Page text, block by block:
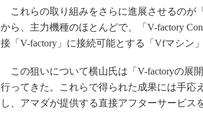
これらの取り組みをさらに進展させるのが
から、主力機種のほとんどで、「V-factory
接「V-factory」に接続可能とする「Vfマシン
この狙いについて横山氏は「V-factoryの展
行ってきた。これらで得られた成果には手応
し、アマダが提供する直接アフターサービ